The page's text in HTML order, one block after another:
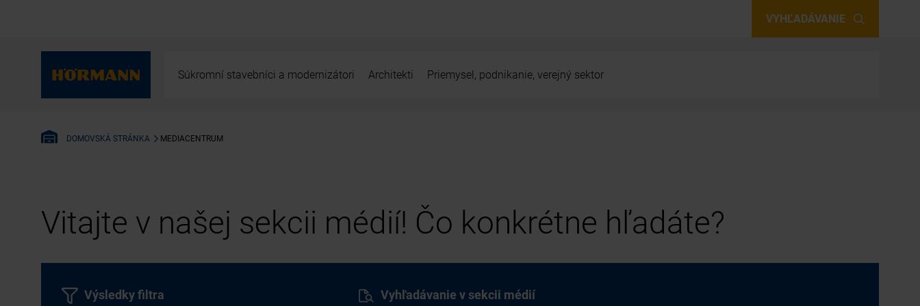
VYHĽADÁVANIE
Súkromní stavebníci a modernizátori Architekti Priemysel, podnikanie, verejný sektor
DOMOVSKÁ STRÁNKA MEDIACENTRUM
Vitajte v našej sekcii médií! Čo konkrétne hľadáte?
Vyhľadávanie v sekcii médií
Výsledky filtra